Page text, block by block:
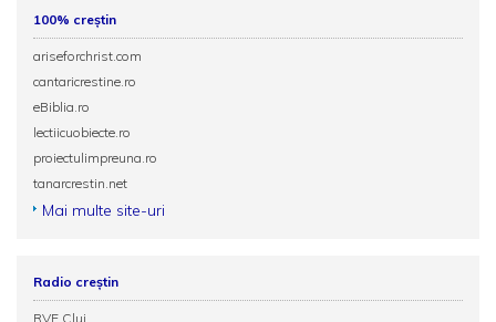
100% creștin
ariseforchrist.com
cantaricrestine.ro
eBiblia.ro
lectiicuobiecte.ro
proiectulimpreuna.ro
tanarcrestin.net
Mai multe site-uri
Radio creștin
RVE Cluj